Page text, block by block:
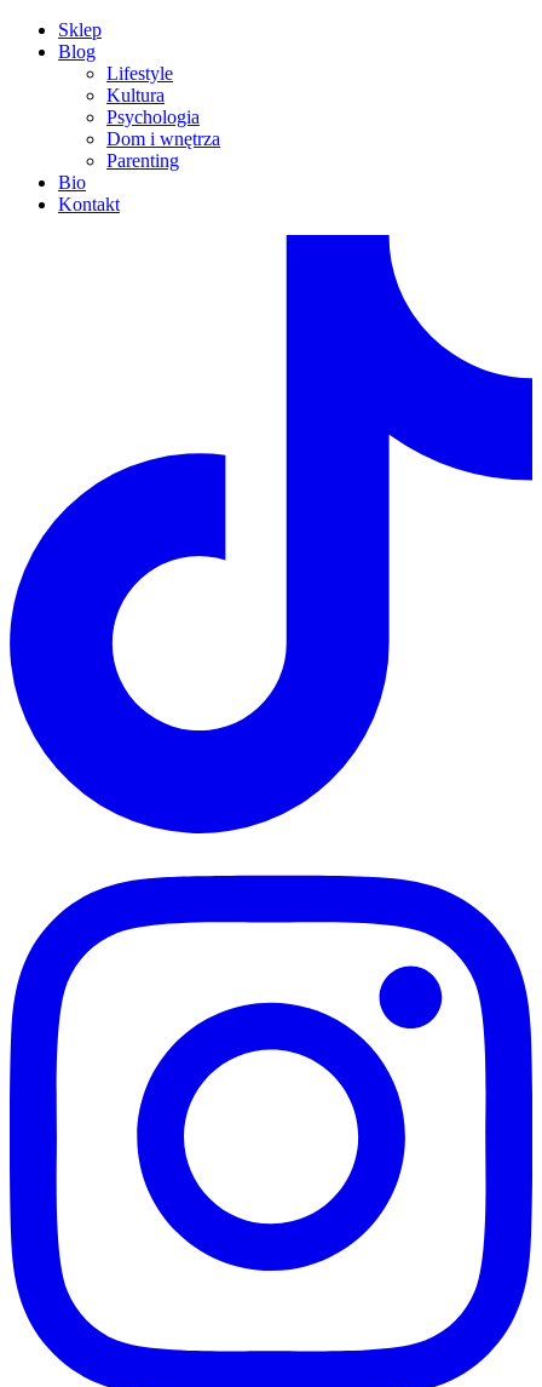
Sklep
Blog
Lifestyle
Kultura
Psychologia
Dom i wnętrza
Parenting
Bio
Kontakt